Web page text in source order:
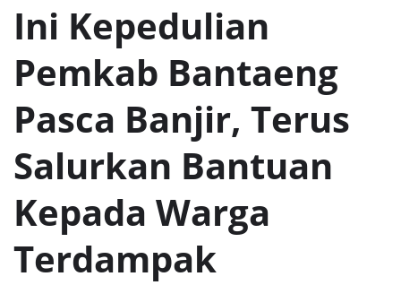
Ini Kepedulian
Pemkab Bantaeng
Pasca Banjir, Terus
Salurkan Bantuan
Kepada Warga
Terdampak